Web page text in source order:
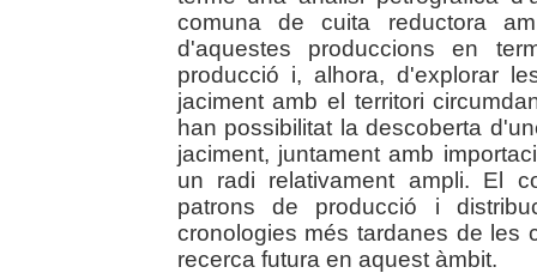
comuna de cuita reductora
d'aquestes produccions en
producció i, alhora, d'explorar
jaciment amb el territori
han possibilitat la descoberta
jaciment, juntament amb
un radi relativament ampli. El
patrons de producció i
cronologies més tardanes de les
recerca futura en aquest àmbit.